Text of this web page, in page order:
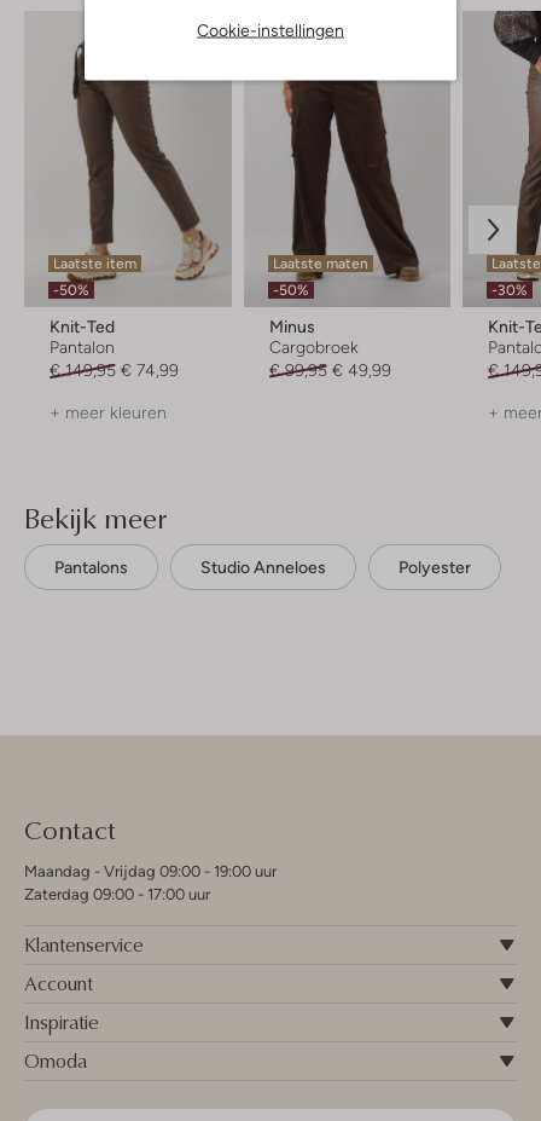
Cookie-instellingen
Laatste item
-50%
Knit-Ted
Pantalon
€ 149,95 € 74,99
+ meer kleuren
Laatste maten
-50%
Minus
Cargobroek
€ 99,95 € 49,99
-30%
Knit-
€
+
Bekijk meer
Pantalons Studio Anneloes Polyester
Contact
Maandag - Vrijdag 09:00 - 19:00 uur
Zaterdag 09:00 - 17:00 uur
Klantenservice
Account
Inspiratie
Omoda